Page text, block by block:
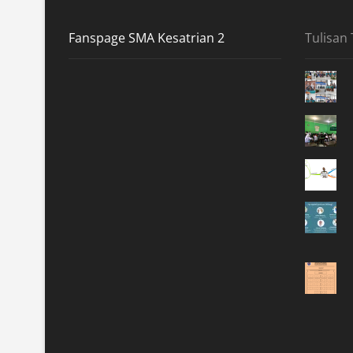
Fanspage SMA Kesatrian 2 Tulisan